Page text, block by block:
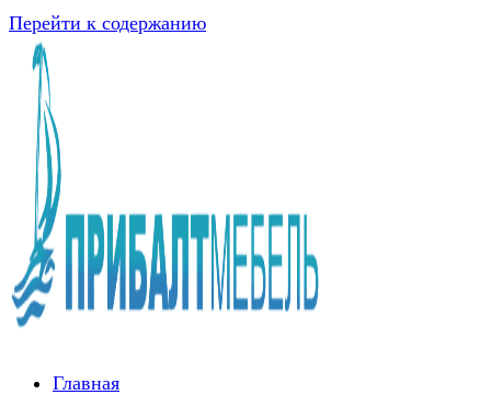
Перейти к содержанию
Главная